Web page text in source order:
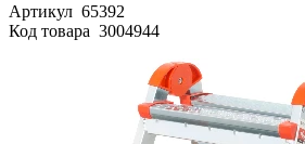
Артикул 65392
Код товара 3004944